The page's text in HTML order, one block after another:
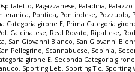
, Pagazzanese, Paladina, Palazzo
, Pontida, Pontirolese, Pozzuolo,
Categoria girone E, Prima Categoria
Calcinatese, Real Rovato, Ripaltese,
, San Giovanni Bianco, San Giovanni
Pellegrino, Scannabuese, Sebinia,
girone E, Seconda Categoria
, Sporting Leb, Sporting Tlc, Sporting